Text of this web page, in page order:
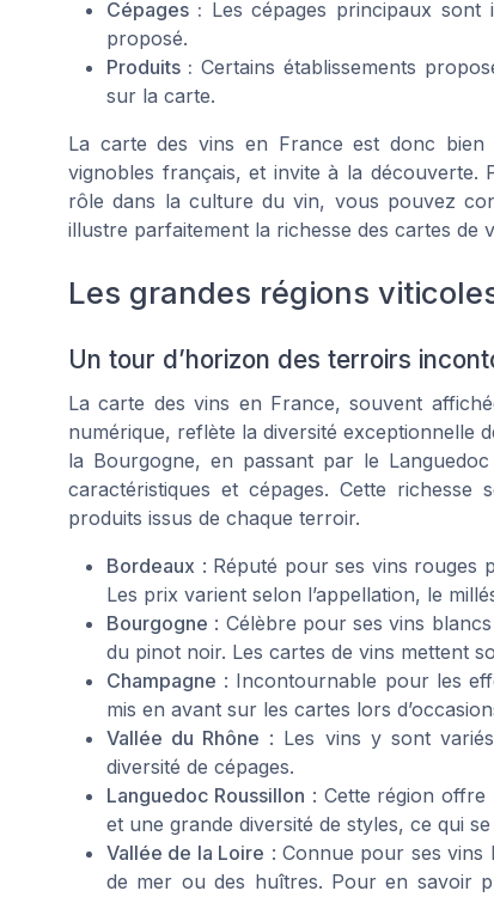
Cépages : Les cépages principaux
proposé.
Produits : Certains établissements
sur la carte.
La carte des vins en France est donc bien
vignobles français, et invite à la
rôle dans la culture du vin, vous pouvez
illustre parfaitement la richesse des cartes de
Les grandes régions
Un tour d’horizon des terroirs
La carte des vins en France, souvent
numérique, reflète la diversité exceptionnelle
la Bourgogne, en passant par le
caractéristiques et cépages. Cette
produits issus de chaque terroir.
Bordeaux : Réputé pour ses vins rouges
Les prix varient selon l’appellation, le
Bourgogne : Célèbre pour ses vins
du pinot noir. Les cartes de vins mettent
Champagne : Incontournable pour les
mis en avant sur les cartes lors
Vallée du Rhône : Les vins y sont
diversité de cépages.
Languedoc Roussillon : Cette région
et une grande diversité de styles, ce qui
Vallée de la Loire : Connue pour ses
de mer ou des huîtres. Pour en savoir